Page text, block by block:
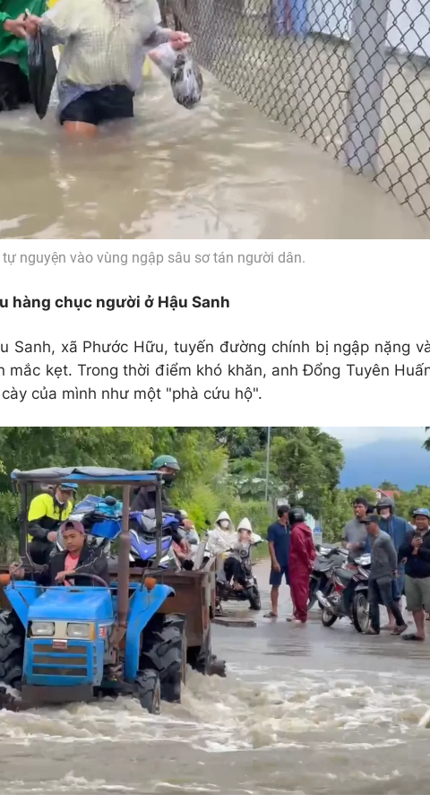
tự nguyện vào vùng ngập sâu sơ tán người dân.
hàng chục người ở Hậu Sanh
Sanh, xã Phước Hữu, tuyến đường chính bị ngập nặng
mắc kẹt. Trong thời điểm khó khăn, anh Đổng Tuyên
của mình như một "phà cứu hộ".